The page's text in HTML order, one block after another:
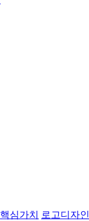
핵심가치
로고디자인